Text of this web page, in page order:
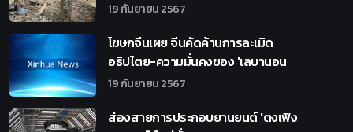
19 กันยายน 2567
โฆษกจีนเผย จีนคัดค้านการละเมิด
อธิปไตย-ความมั่นคงของ 'เลบานอน
19 กันยายน 2567
ส่องสายการประกอบยานยนต์ 'ตงเฟิง